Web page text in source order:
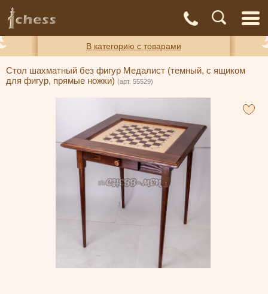
и оплата
В категорию с товарами
Стол шахматный без фигур Медалист (темный, с ящиком
для фигур, прямые ножки) (арт. 55529)